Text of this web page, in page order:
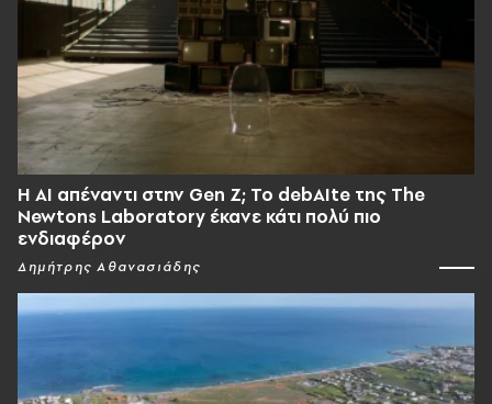
Η AI απέναντι στην Gen Z; Το debAIte της The
Newtons Laboratory έκανε κάτι πολύ πιο
ενδιαφέρον
Δημήτρης Αθανασιάδης